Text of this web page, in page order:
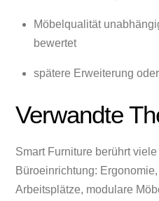
Möbelqualität
bewertet
spätere Erweiterung
Verwandte
Smart Furniture berührt
Büroeinrichtung:
Arbeitsplätze, modulare